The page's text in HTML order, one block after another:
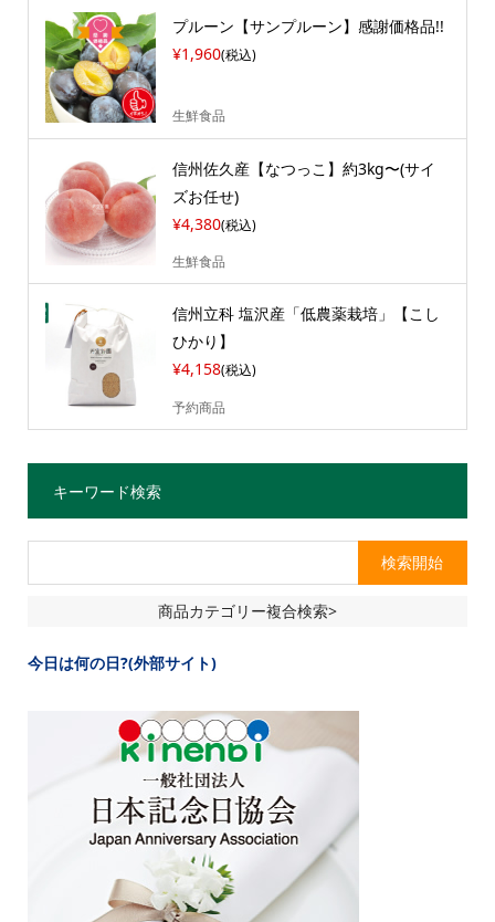
プルーン【サンプルーン】感謝価格品!!
¥1,960(税込)
生鮮食品
信州佐久産【なつっこ】約3kg〜(サイ
ズお任せ)
¥4,380(税込)
生鮮食品
信州立科 塩沢産「低農薬栽培」【こし
ひかり】
¥4,158(税込)
予約商品
キーワード検索
商品カテゴリー複合検索>
今日は何の日?(外部サイト)